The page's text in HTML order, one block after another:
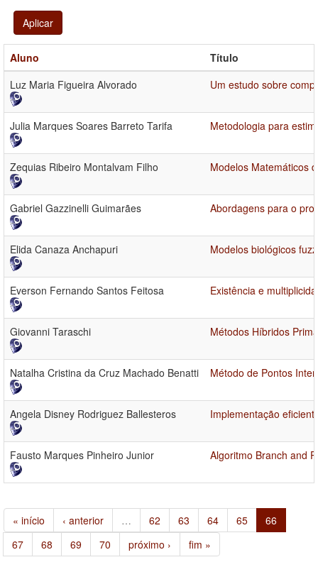
Aplicar
Aluno
Título
Luz Maria Figueira Alvorado
Um estudo sobre
Julia Marques Soares Barreto Tarifa Metodologia para
Zequias Ribeiro Montalvam Filho Modelos Matemáticos
Gabriel Gazzinelli Guimarães Abordagens para o
Elida Canaza Anchapuri Modelos biológicos
Everson Fernando Santos Feitosa Existência e
Giovanni Taraschi Métodos Híbridos
Natalha Cristina da Cruz Machado Benatti Método de Pontos
Angela Disney Rodriguez Ballesteros Implementação
Fausto Marques Pinheiro Junior Algoritmo Branch and
« início ‹ anterior … 62 63 64 65
66
67
68 69 70 próximo › fim »